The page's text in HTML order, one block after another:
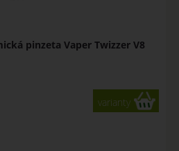
pinzeta Vaper Twizzer V8
varianty